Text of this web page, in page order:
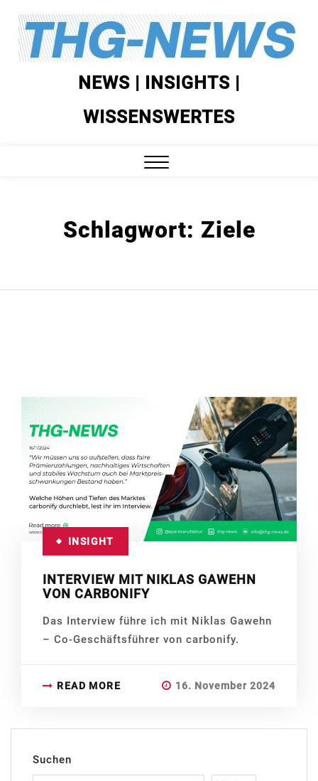
Skip
content
NEWS | INSIGHTS |
WISSENSWERTES
Schlagwort: Ziele
INSIGHT
INTERVIEW MIT NIKLAS GAWEHN
VON CARBONIFY
Das Interview führe ich mit Niklas Gawehn
– Co-Geschäftsführer von carbonify.
READ MORE 16. November 2024
Suchen